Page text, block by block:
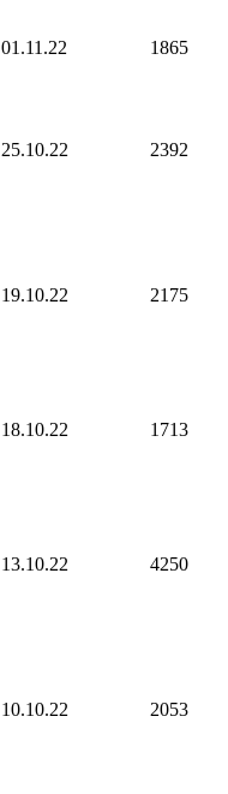
01.11.22 1865
25.10.22 2392
19.10.22 2175
18.10.22 1713
13.10.22 4250
10.10.22 2053